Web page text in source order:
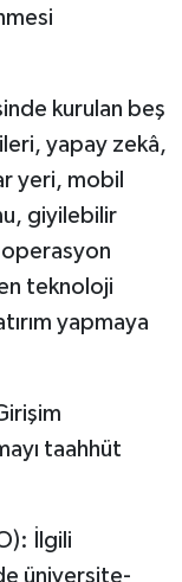
kurulan beş
yapay zekâ,
yeri, mobil
giyilebilir
teknoloji
yapmaya
taahhüt
İlgili
üniversite-